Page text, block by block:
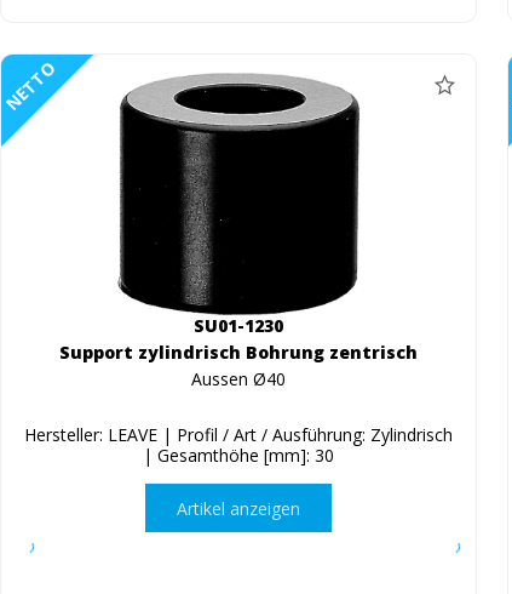
NETTO
SU01-1230
Support zylindrisch Bohrung zentrisch
Aussen Ø40
Hersteller: LEAVE | Profil / Art / Ausführung: Zylindrisch
| Gesamthöhe [mm]: 30
Artikel anzeigen